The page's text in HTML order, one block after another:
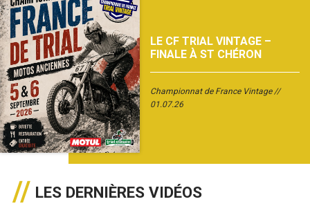
LE CF TRIAL VINTAGE –
FINALE À ST CHÉRON
Championnat de France Vintage
01.07.26
LES DERNIÈRES VIDÉOS